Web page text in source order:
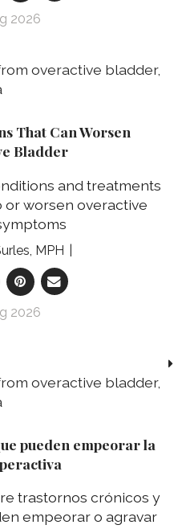
2026
That Can Worsen
Bladder
and treatments
worsen overactive
MPH
2026
pueden empeorar la
trastornos crónicos y
empeorar o agravar